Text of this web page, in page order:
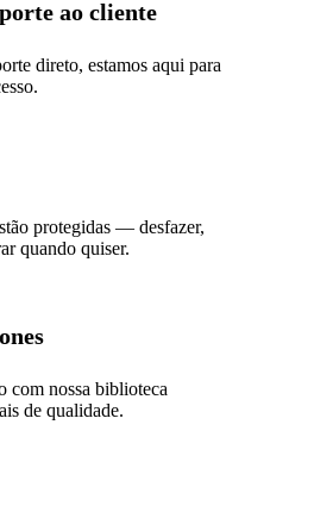
ao cliente
direto, estamos aqui para
protegidas — desfazer,
quando quiser.
com nossa biblioteca
de qualidade.